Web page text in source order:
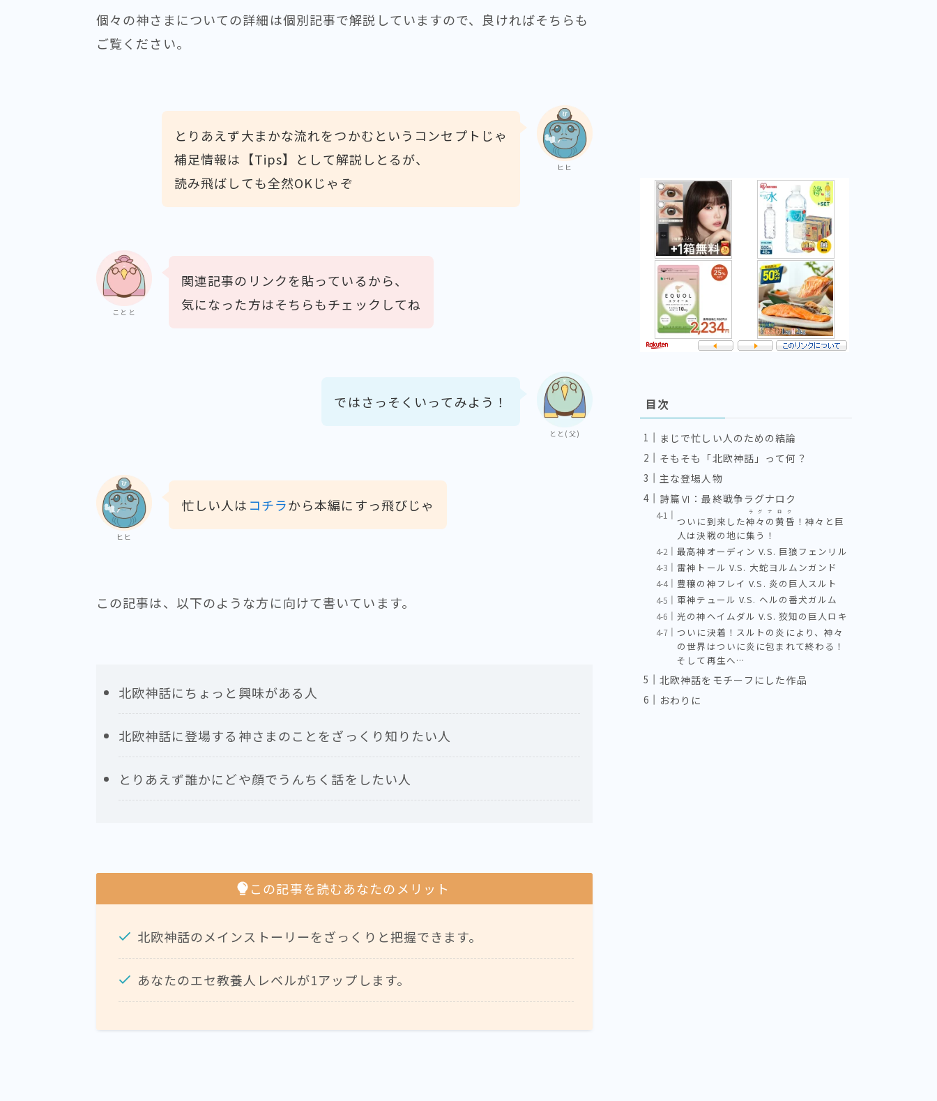
個々の神さまについての詳細は個別記事で解説していますので、良ければそちらも
ご覧ください。
ヒヒ
とりあえず大まかな流れをつかむというコンセプトじゃ
補足情報は【Tips】として解説しとるが、
読み飛ばしても全然OKじゃぞ
ことと
関連記事のリンクを貼っているから、
気になった方はそちらもチェックしてね
とと(父)
ではさっそくいってみよう！
ヒヒ
忙しい人は コチラから本編にすっ飛びじゃ
この記事は、以下のような方に向けて書いています。
北欧神話にちょっと興味がある人
北欧神話に登場する神さまのことをざっくり知りたい人
とりあえず誰かにどや顔でうんちく話をしたい人
この記事を読むあなたのメリット
北欧神話のメインストーリーをざっくりと把握できます。
あなたのエセ教養人レベルが1アップします。
目次
まじで忙しい人のための結論
そもそも「北欧神話」って何？
主な登場人物
詩篇Ⅵ：最終戦争ラグナロク
ついに到来した神々の黄昏
ラグナロク
！神々と巨
人は決戦の地に集う！
最高神オーディン V.S. 巨狼フェンリル
雷神トール V.S. 大蛇ヨルムンガンド
豊穣の神フレイ V.S. 炎の巨人スルト
軍神テュール V.S. ヘルの番犬ガルム
光の神ヘイムダル V.S. 狡知の巨人ロキ
ついに決着！スルトの炎により、神々
の世界はついに炎に包まれて終わる！
そして再生へ…
北欧神話をモチーフにした作品
おわりに